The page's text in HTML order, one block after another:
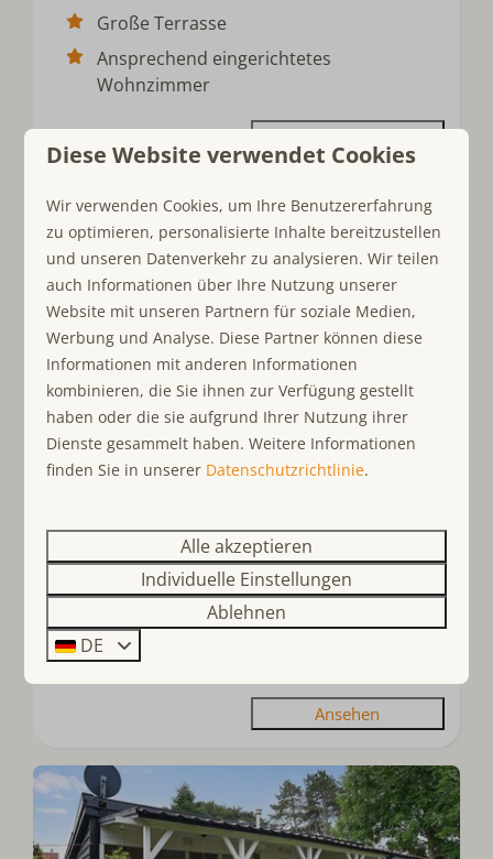
Große Terrasse
Ansprechend eingerichtetes
Wohnzimmer
Ansehen
EMPFOHLEN
2 Personen
Het Oude Nieuwland 134 - Het Oude
8
Nein 2 6
Freistehend
Strandnah
Geschmackvoll dekoriert
Ansehen
Diese Website verwendet Cookies
Wir verwenden Cookies, um Ihre Benutzererfahrung
zu optimieren, personalisierte Inhalte bereitzustellen
und unseren Datenverkehr zu analysieren. Wir teilen
auch Informationen über Ihre Nutzung unserer
Website mit unseren Partnern für soziale Medien,
Werbung und Analyse. Diese Partner können diese
Informationen mit anderen Informationen
kombinieren, die Sie ihnen zur Verfügung gestellt
haben oder die sie aufgrund Ihrer Nutzung ihrer
Dienste gesammelt haben. Weitere Informationen
finden Sie in unserer Datenschutzrichtlinie.
Alle akzeptieren
Individuelle Einstellungen
Ablehnen
DE